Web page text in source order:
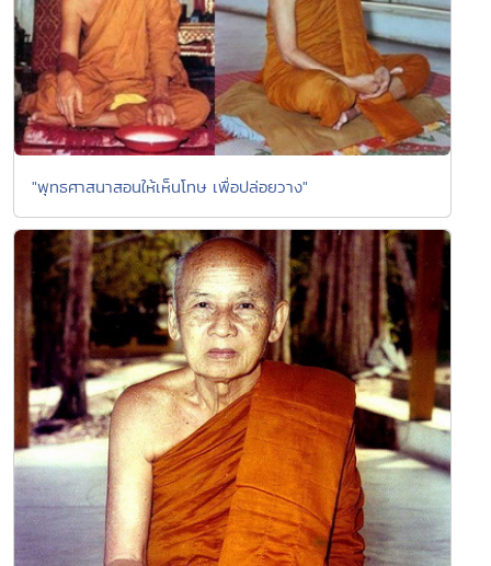
"พุทธศาสนาสอนให้เห็นโทษ เพื่อปล่อยวาง"